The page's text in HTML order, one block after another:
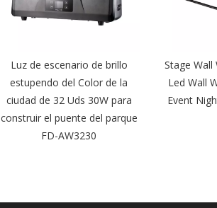
Luz de escenario de brillo
estupendo del Color de la
ciudad de 32 Uds 30W para
construir el puente del parque
FD-AW3230
Stage Wall
Led Wall
Event